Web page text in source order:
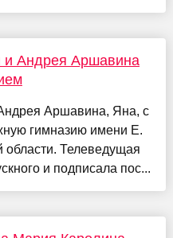
и Андрея Аршавина
Аршавина, Яна, с
гимназию имени Е.
Телеведущая
и подписала пос...